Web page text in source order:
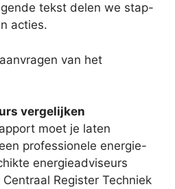
tekst delen we stap-
acties.
van het
vergelijken
moet je laten
professionele energie-
energieadviseurs
Register Techniek